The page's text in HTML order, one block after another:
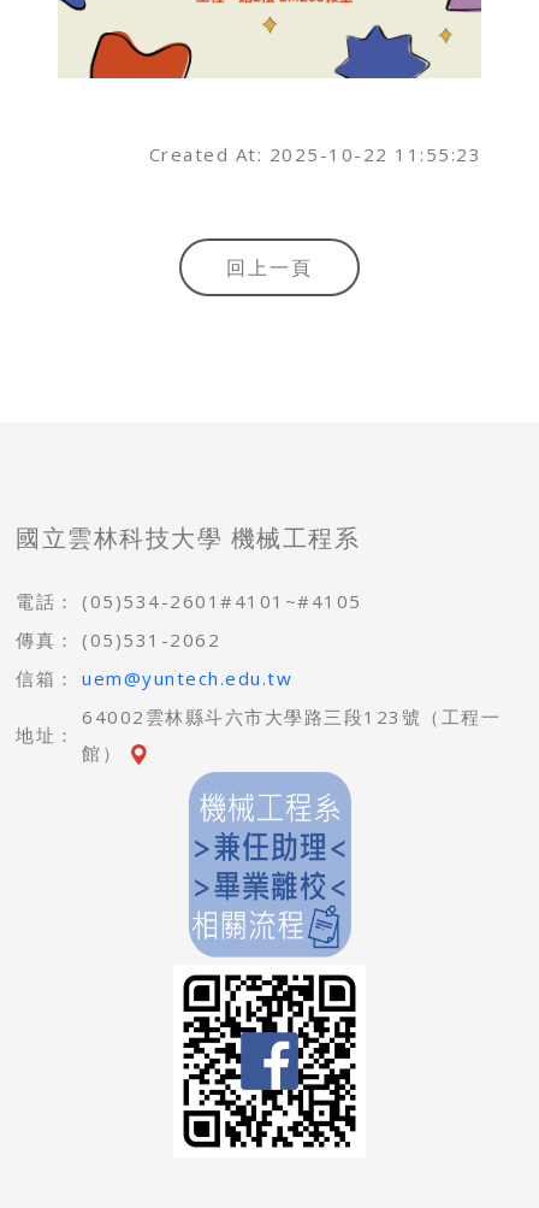
Created At: 2025-10-22 11:55:23
回上一頁
國立雲林科技大學 機械工程系
電話：
(05)534-2601#4101~#4105
傳真：
(05)531-2062
信箱：
uem@yuntech.edu.tw
地址：
64002雲林縣斗六市大學路三段123號（工程一
館）